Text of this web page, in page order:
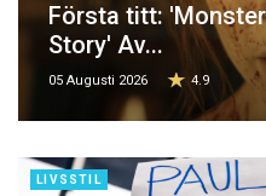
Första titt:
Story' Av...
05 Augusti 2026 4.9
LIVSSTIL